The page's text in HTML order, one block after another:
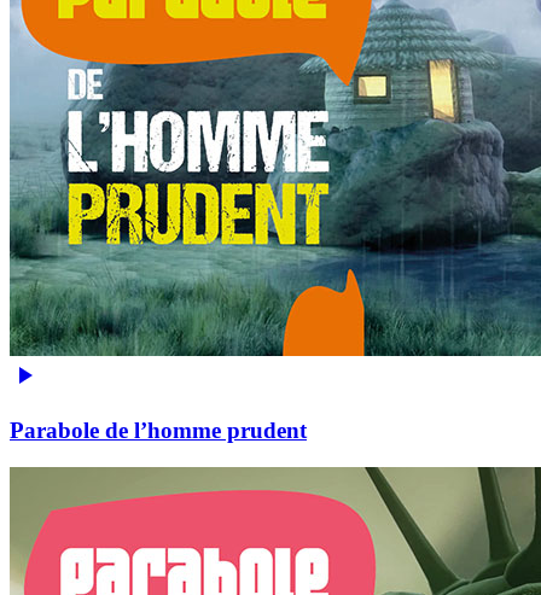
Parabole de l’homme prudent